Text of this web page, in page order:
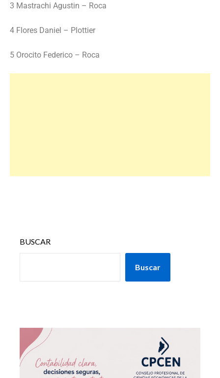
3 Mastrachi Agustin – Roca
4 Flores Daniel – Plottier
5 Orocito Federico – Roca
BUSCAR
Buscar